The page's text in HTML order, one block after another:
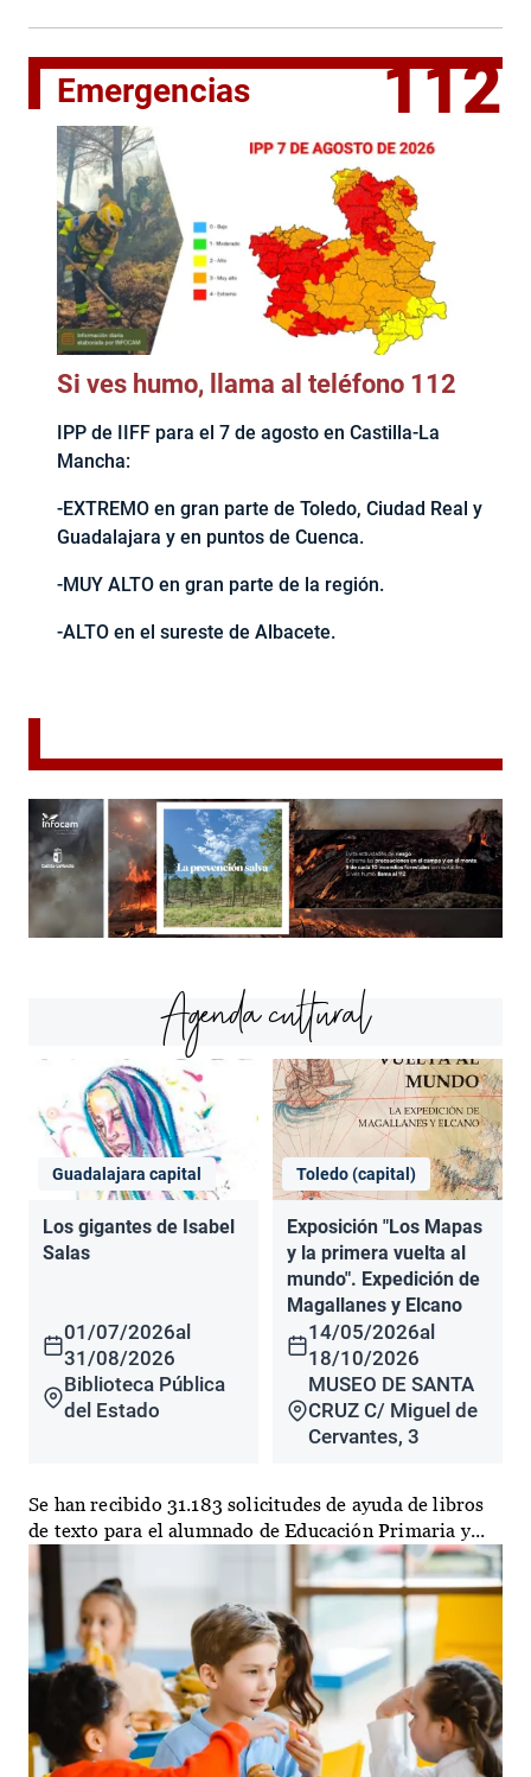
Emergencias 112
Si ves humo, llama al teléfono 112
IPP de IIFF para el 7 de agosto en Castilla-La
Mancha:
-EXTREMO en gran parte de Toledo, Ciudad Real y
Guadalajara y en puntos de Cuenca.
-MUY ALTO en gran parte de la región.
-ALTO en el sureste de Albacete.
Agenda cultural
Guadalajara capital
Los gigantes de Isabel
Salas
01/07/2026al
31/08/2026
Biblioteca Pública
del Estado
Toledo (capital)
Exposición "Los Mapas
y la primera vuelta al
mundo". Expedición de
Magallanes y Elcano
14/05/2026al
18/10/2026
MUSEO DE SANTA
CRUZ C/ Miguel de
Cervantes, 3
Se han recibido 31.183 solicitudes de ayuda de libros
de texto para el alumnado de Educación Primaria y...